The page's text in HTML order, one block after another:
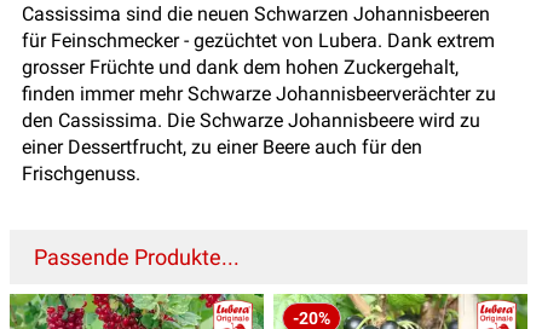
Cassissima sind die neuen Schwarzen Johannisbeeren
für Feinschmecker - gezüchtet von Lubera. Dank extrem
grosser Früchte und dank dem hohen Zuckergehalt,
finden immer mehr Schwarze Johannisbeerverächter zu
den Cassissima. Die Schwarze Johannisbeere wird zu
einer Dessertfrucht, zu einer Beere auch für den
Frischgenuss.
Passende Produkte...
-20%